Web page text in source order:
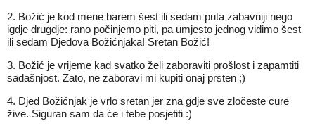
2. Božić je kod mene barem šest ili sedam puta zabavniji nego
igdje drugdje: rano počinjemo piti, pa umjesto jednog vidimo šest
ili sedam Djedova Božićnjaka! Sretan Božić!
3. Božić je vrijeme kad svatko želi zaboraviti prošlost i zapamtiti
sadašnjost. Zato, ne zaboravi mi kupiti onaj prsten ;)
4. Djed Božićnjak je vrlo sretan jer zna gdje sve zločeste cure
žive. Siguran sam da će i tebe posjetiti :)